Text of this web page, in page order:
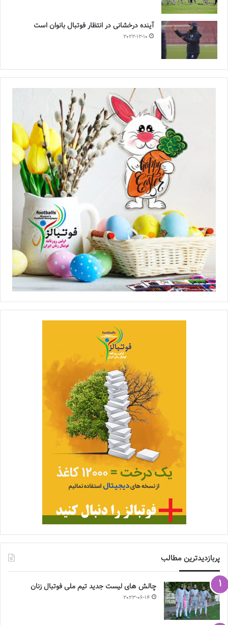
آینده درخشانی در انتظار فوتبال بانوان است
2022-12-10
پربازدیدترین مطالب
چالش هاى ليست جدید تيم ملى فوتبال زنان
2023-06-14